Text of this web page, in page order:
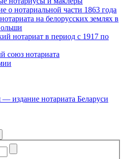
о нотариальной части 1863 года
на белорусских землях в
нотариат в период с 1917 по
союз нотариата
— издание нотариата Беларуси